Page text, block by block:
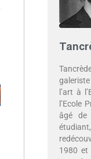
l’art à
l’Ecole
âgé de
1980 et